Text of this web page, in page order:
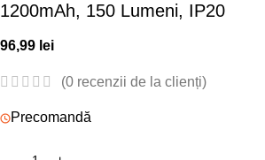
1200mAh, 150 Lumeni, IP20
96,99 lei
(0 recenzii de la clienți)
Precomandă